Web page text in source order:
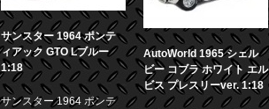
サンスター 1964 ポンテ
ィアック GTO Lブルー
1:18
サンスター 1964 ポンテ
AutoWorld 1965 シェル
ビー コブラ ホワイト エル
ビス プレスリーver. 1:18